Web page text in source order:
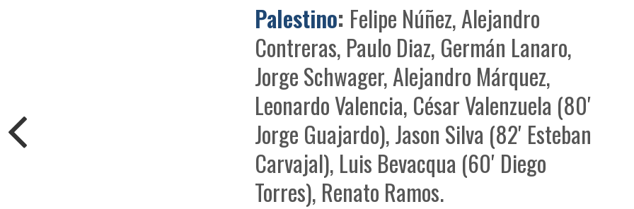
Palestino: Felipe Núñez, Alejandro
Contreras, Paulo Diaz, Germán Lanaro,
Jorge Schwager, Alejandro Márquez,
Leonardo Valencia, César Valenzuela (80′
Jorge Guajardo), Jason Silva (82′ Esteban
Carvajal), Luis Bevacqua (60′ Diego
Torres), Renato Ramos.